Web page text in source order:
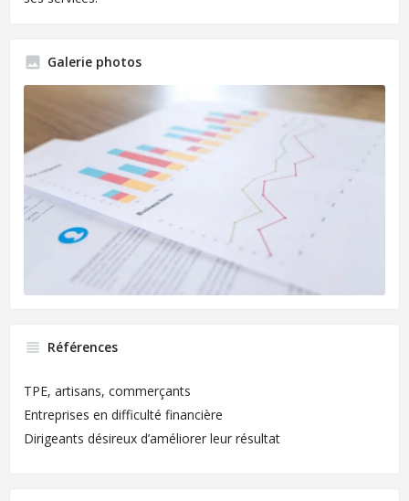
Galerie photos
Références
TPE, artisans, commerçants
Entreprises en difficulté financière
Dirigeants désireux d’améliorer leur résultat